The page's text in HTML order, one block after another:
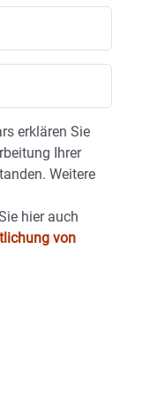
erklären Sie
Ihrer
Weitere
hier auch
von